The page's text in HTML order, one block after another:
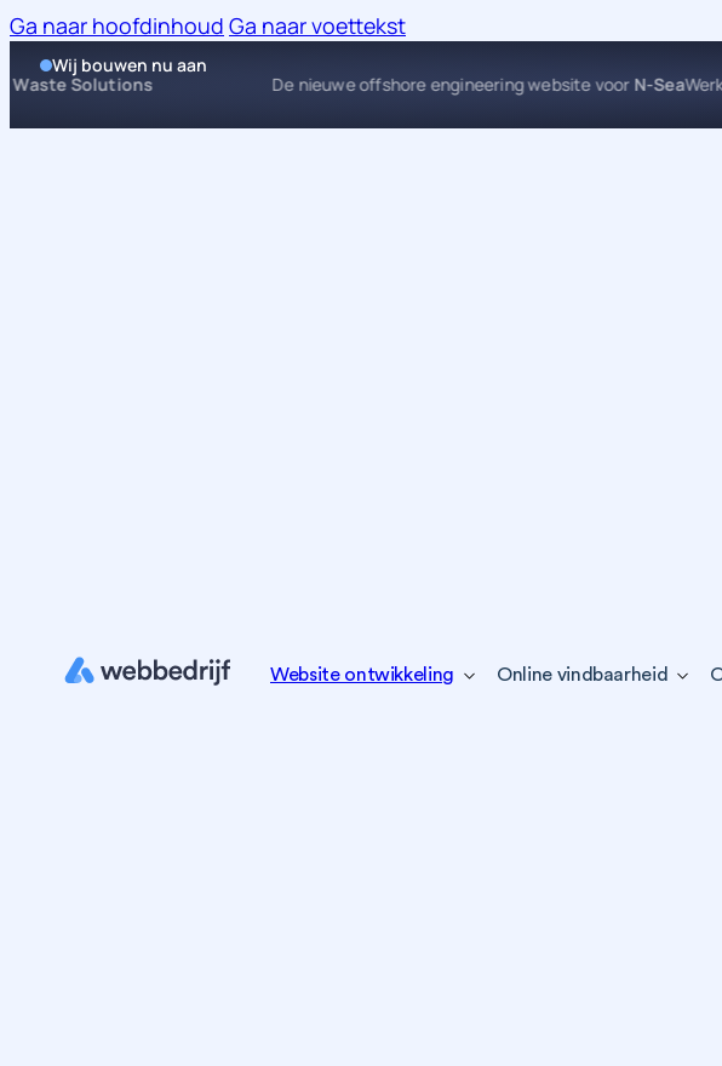
Ga naar hoofdinhoud Ga naar voettekst
Wij bouwen nu aan
Waste Solutions
De nieuwe offshore engineering website voorN-Sea
Website ontwikkeling Online vindbaarheid